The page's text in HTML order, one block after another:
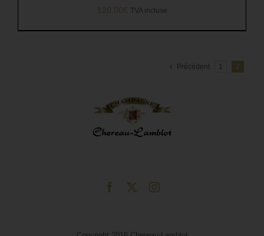
120,00€ TVA incluse
Précédent 1 2